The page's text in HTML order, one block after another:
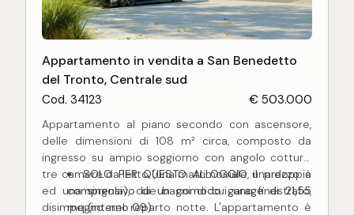
Appartamento in vendita a San Benedetto
del Tronto, Centrale sud
Cod. 34123 € 503.000
Appartamento al piano secondo con ascensore,
delle dimensioni di 108 m² circa, composto da
ingresso su ampio soggiorno con angolo cottura,
tre camere da letto (una matrimoniale, una doppia
ed una singola), due bagni di cui uno finestrato,
disimpegno nel reparto notte. L'appartamento è
SOLO PER QUESTO ALLOGGIO il prezzo è
comprensivo di un comodo garage di 21,55
mq (interno 09)